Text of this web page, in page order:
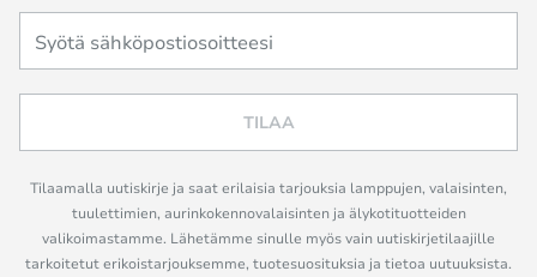
TILAA
Tilaamalla uutiskirje ja saat erilaisia tarjouksia lamppujen, valaisinten,
tuulettimien, aurinkokennovalaisinten ja älykotituotteiden
valikoimastamme. Lähetämme sinulle myös vain uutiskirjetilaajille
tarkoitetut erikoistarjouksemme, tuotesuosituksia ja tietoa uutuuksista.